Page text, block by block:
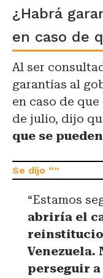
¿Habrá
en caso de
Al ser
garantías al
en caso de
de julio, dijo
que se
“Estamos
abriría el
Venezuela.
perseguir